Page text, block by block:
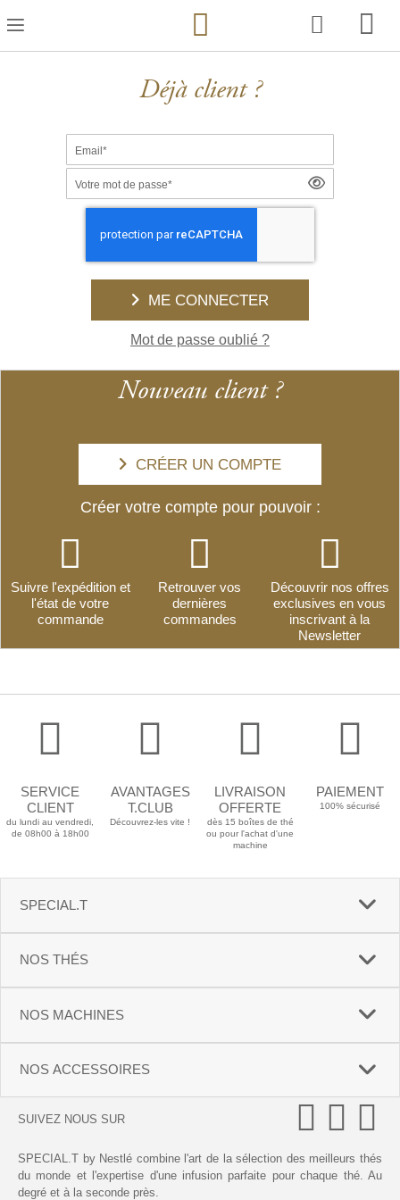
to
Content
Déjà client ?
Email*
Votre mot de passe*
ME CONNECTER
Mot de passe oublié ?
Nouveau client ?
CRÉER UN COMPTE
Créer votre compte pour pouvoir :
Suivre l'expédition et
l'état de votre
commande
Retrouver vos
dernières
commandes
Découvrir nos offres
exclusives en vous
inscrivant à la
Newsletter
SERVICE
CLIENT
du lundi au vendredi,
de 08h00 à 18h00
AVANTAGES
T.CLUB
Découvrez-les vite !
LIVRAISON
OFFERTE
dès 15 boîtes de thé
ou pour l'achat d'une
machine
PAIEMENT
100% sécurisé
SPECIAL.T
NOS THÉS
NOS MACHINES
NOS ACCESSOIRES
SUIVEZ NOUS SUR
SPECIAL.T by Nestlé combine l'art de la sélection des meilleurs thés
du monde et l'expertise d'une infusion parfaite pour chaque thé. Au
degré et à la seconde près.